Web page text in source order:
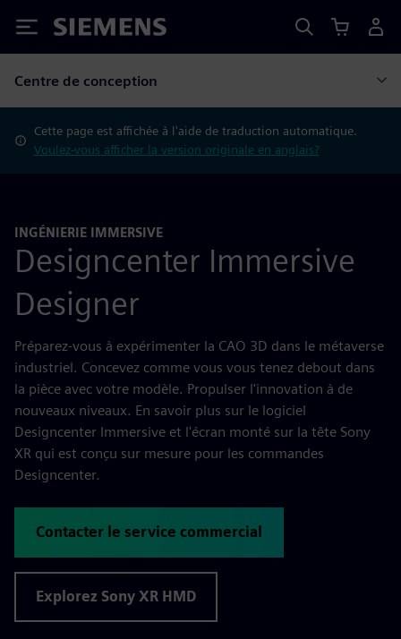
Siemens
Centre de conception
Cette page est affichée à l'aide de traduction automatique.
Voulez-vous afficher la version originale en anglais?
INGÉNIERIE IMMERSIVE
Designcenter Immersive
Designer
Préparez-vous à expérimenter la CAO 3D dans le métaverse
industriel. Concevez comme vous vous tenez debout dans
la pièce avec votre modèle. Propulser l'innovation à de
nouveaux niveaux. En savoir plus sur le logiciel
Designcenter Immersive et l'écran monté sur la tête Sony
XR qui est conçu sur mesure pour les commandes
Designcenter.
Contacter le service commercial
Explorez Sony XR HMD